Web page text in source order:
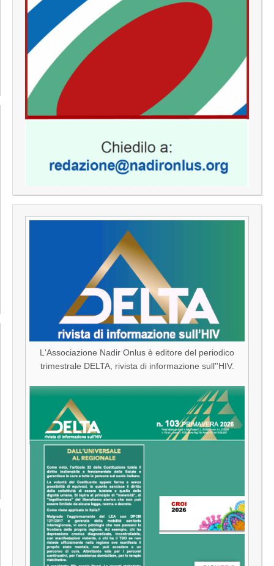
L'Associazione Nadir Onlus è editore del periodico
trimestrale DELTA, rivista di informazione sull''HIV.